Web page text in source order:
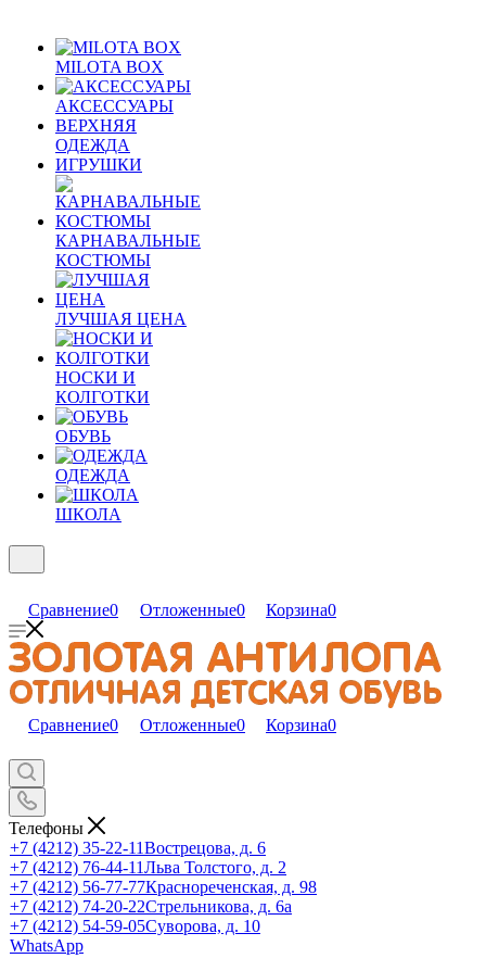
MILOTA BOX
АКСЕССУАРЫ
ВЕРХНЯЯ
ОДЕЖДА
ИГРУШКИ
КАРНАВАЛЬНЫЕ
КОСТЮМЫ
ЛУЧШАЯ ЦЕНА
НОСКИ И
КОЛГОТКИ
ОБУВЬ
ОДЕЖДА
ШКОЛА
Сравнение0 Отложенные0 Корзина0
Сравнение0 Отложенные0 Корзина0
Телефоны
+7 (4212) 35-22-11Вострецова, д. 6
+7 (4212) 76-44-11Льва Толстого, д. 2
+7 (4212) 56-77-77Краснореченская, д. 98
+7 (4212) 74-20-22Стрельникова, д. 6а
+7 (4212) 54-59-05Суворова, д. 10
WhatsApp